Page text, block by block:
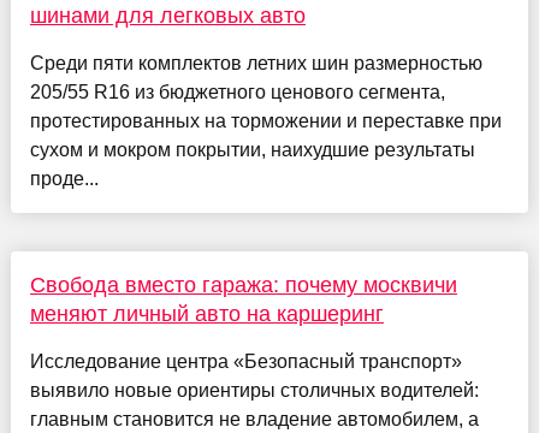
шинами для легковых авто
Среди пяти комплектов летних шин размерностью
205/55 R16 из бюджетного ценового сегмента,
протестированных на торможении и переставке при
сухом и мокром покрытии, наихудшие результаты
проде...
Свобода вместо гаража: почему москвичи
меняют личный авто на каршеринг
Исследование центра «Безопасный транспорт»
выявило новые ориентиры столичных водителей:
главным становится не владение автомобилем, а